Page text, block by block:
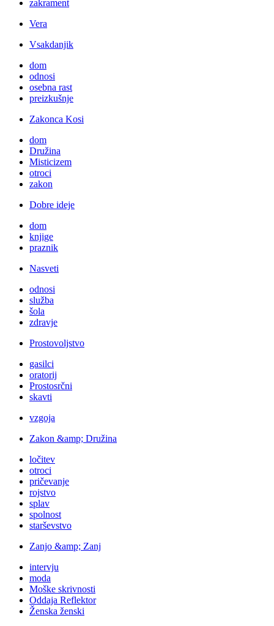
zakrament
Vera
Vsakdanjik
dom
odnosi
osebna rast
preizkušnje
Zakonca Kosi
dom
Družina
Misticizem
otroci
zakon
Dobre ideje
dom
knjige
praznik
Nasveti
odnosi
služba
šola
zdravje
Prostovoljstvo
gasilci
oratorij
Prostosrčni
skavti
vzgoja
Zakon &amp; Družina
ločitev
otroci
pričevanje
rojstvo
splav
spolnost
starševstvo
Zanjo &amp; Zanj
intervju
moda
Moške skrivnosti
Oddaja Reflektor
Ženska ženski